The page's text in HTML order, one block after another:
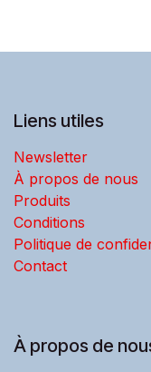
Liens utiles
Newsletter
À propos de nous
Produits
Conditions
Politique de
Contact
À propos de